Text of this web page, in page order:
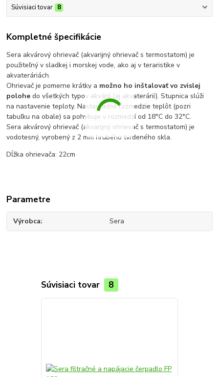
Súvisiaci tovar 8
Kompletné špecifikácie
Sera akvárový ohrievač (akvarijný ohrievač s termostatom) je
použiteľný v sladkej i morskej vode, ako aj v teraristike v
akvateráriách.
Ohrievač je pomerne krátky a možno ho inštalovať vo zvislej
polohe do všetkých typov akvárií (aj akvaterárií). Stupnica slúži
na nastavenie teploty. Nastaviteľné rozmedzie teplôt (pozri
tabuľku na obale) sa pohybuje v rozmedzí od 18°C do 32°C.
Sera akvárový ohrievač (akvarijný ohrievač s termostatom) je
vodotesný, vyrobený z 2 mm hrubého tvrdeného skla.
Dĺžka ohrievača: 22cm
Parametre
Výrobca Sera
Súvisiaci tovar 8